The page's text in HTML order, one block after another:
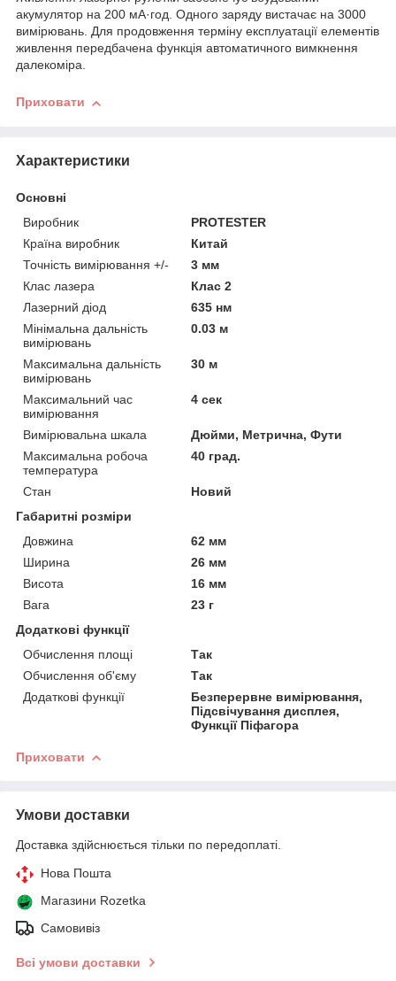
акумулятор на 200 мА·год. Одного заряду вистачає на 3000
вимірювань. Для продовження терміну експлуатації елементів
живлення передбачена функція автоматичного вимкнення
далекоміра.
Приховати
Характеристики
Основні
Виробник
PROTESTER
Країна виробник
Китай
Точність вимірювання +/-
3 мм
Клас лазера
Клас 2
Лазерний діод
635 нм
Мінімальна дальність
вимірювань
0.03 м
Максимальна дальність
вимірювань
30 м
Максимальний час
вимірювання
4 сек
Вимірювальна шкала
Дюйми, Метрична, Фути
Максимальна робоча
температура
40 град.
Стан
Новий
Габаритні розміри
Довжина
62 мм
Ширина
26 мм
Висота
16 мм
Вага
23 г
Додаткові функції
Обчислення площі
Так
Обчислення об'єму
Так
Додаткові функції
Безперервне вимірювання,
Підсвічування дисплея,
Функції Піфагора
Приховати
Умови доставки
Доставка здійснюється тільки по передоплаті.
Нова Пошта
Магазини Rozetka
Самовивіз
Всі умови доставки